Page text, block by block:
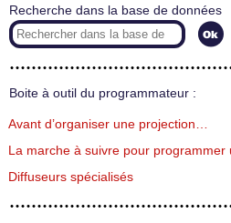
Recherche dans la base de données
Boite à outil du programmateur :
Avant d’organiser une projection…
La marche à suivre pour programmer
Diffuseurs spécialisés